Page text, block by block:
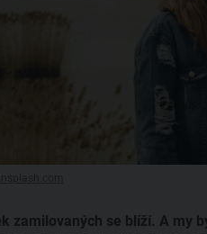
zamilovaných se blíží. A my